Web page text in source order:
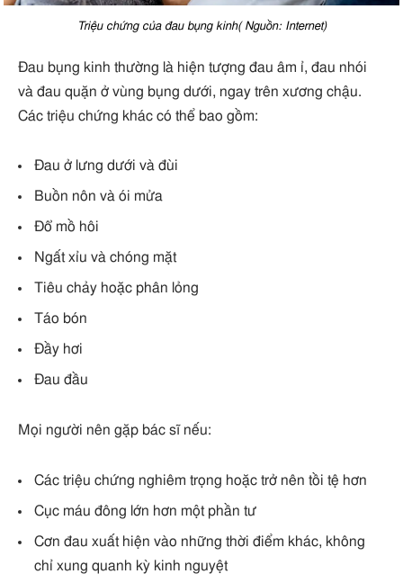
Triệu chứng của đau bụng kinh( Nguồn: Internet)
Đau bụng kinh thường là hiện tượng đau âm ỉ, đau nhói
và đau quặn ở vùng bụng dưới, ngay trên xương chậu.
Các triệu chứng khác có thể bao gồm:
Đau ở lưng dưới và đùi
Buồn nôn và ói mửa
Đổ mồ hôi
Ngất xỉu và chóng mặt
Tiêu chảy hoặc phân lỏng
Táo bón
Đầy hơi
Đau đầu
Mọi người nên gặp bác sĩ nếu:
Các triệu chứng nghiêm trọng hoặc trở nên tồi tệ hơn
Cục máu đông lớn hơn một phần tư
Cơn đau xuất hiện vào những thời điểm khác, không
chỉ xung quanh kỳ kinh nguyệt